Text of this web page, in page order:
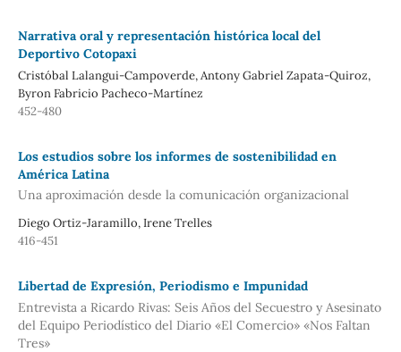
Narrativa oral y representación histórica local del
Deportivo Cotopaxi
Cristóbal Lalangui-Campoverde, Antony Gabriel Zapata-Quiroz,
Byron Fabricio Pacheco-Martínez
452-480
Los estudios sobre los informes de sostenibilidad en
América Latina
Una aproximación desde la comunicación organizacional
Diego Ortiz-Jaramillo, Irene Trelles
416-451
Libertad de Expresión, Periodismo e Impunidad
Entrevista a Ricardo Rivas: Seis Años del Secuestro y Asesinato
del Equipo Periodístico del Diario «El Comercio» «Nos Faltan
Tres»